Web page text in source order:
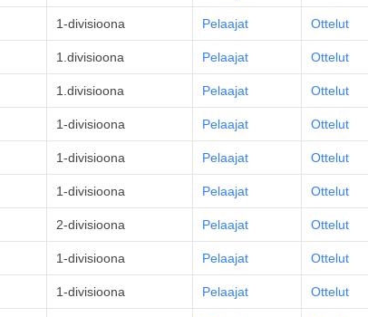
1-divisioona Pelaajat Ottelut
1.divisioona Pelaajat Ottelut
1.divisioona Pelaajat Ottelut
1-divisioona Pelaajat Ottelut
1-divisioona Pelaajat Ottelut
1-divisioona Pelaajat Ottelut
2-divisioona Pelaajat Ottelut
1-divisioona Pelaajat Ottelut
1-divisioona Pelaajat Ottelut